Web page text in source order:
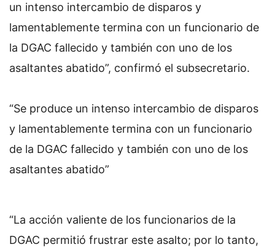
un intenso intercambio de disparos y
lamentablemente termina con un funcionario de
la DGAC fallecido y también con uno de los
asaltantes abatido”, confirmó el subsecretario.
“Se produce un intenso intercambio de disparos
y lamentablemente termina con un funcionario
de la DGAC fallecido y también con uno de los
asaltantes abatido”
“La acción valiente de los funcionarios de la
DGAC permitió frustrar este asalto; por lo tanto,